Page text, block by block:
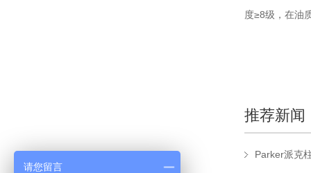
度≥8级，在油
推荐新闻
请您留言